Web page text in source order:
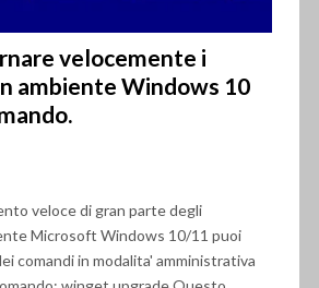
velocemente i
ambiente Windows 10
veloce di gran parte degli
Microsoft Windows 10/11 puoi
comandi in modalita' amministrativa